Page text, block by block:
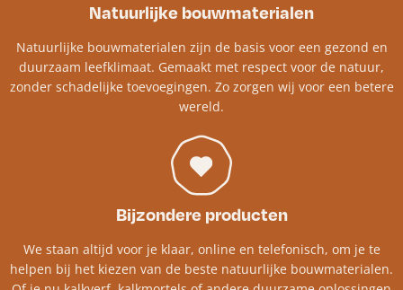
Natuurlijke bouwmaterialen
Natuurlijke bouwmaterialen zijn de basis voor een gezond en
duurzaam leefklimaat. Gemaakt met respect voor de natuur,
zonder schadelijke toevoegingen. Zo zorgen wij voor een betere
wereld.
Bijzondere producten
We staan altijd voor je klaar, online en telefonisch, om je te
helpen bij het kiezen van de beste natuurlijke bouwmaterialen.